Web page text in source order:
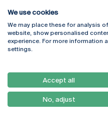
Rua Diogo Botelho 1327
4169-005 Porto
+351 226 196 240
We use cookies
We may place these for analysis
website, show personalised
experience. For more information
settings.
Accept all
No, adjust